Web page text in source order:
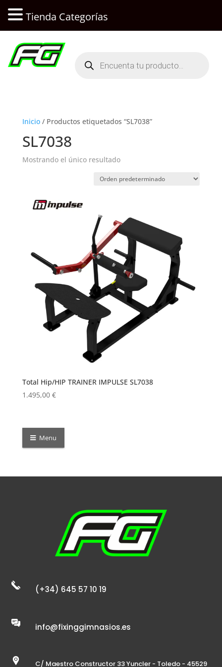
productos
Inicio/ Productos etiquetados “SL7038”
SL7038
Mostrando el único resultado
Total Hip/HIP TRAINER IMPULSE SL7038
1.495,00 €
Menu
(+34) 645 57 10 19
info@fixinggimnasios.es
C/ Maestro Constructor 33 Yuncler - Toledo - 45529
Tienda Categorías